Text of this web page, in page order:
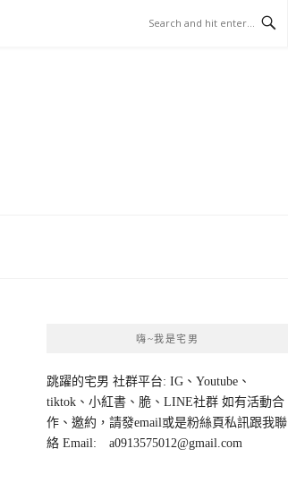
嗨~我是宅男
跳躍的宅男 社群平台: IG、Youtube、
tiktok、小紅書、脆、LINE社群 如有活動合
作、邀約，請發email或是粉絲頁私訊跟我聯
絡 Email: a0913575012@gmail.com